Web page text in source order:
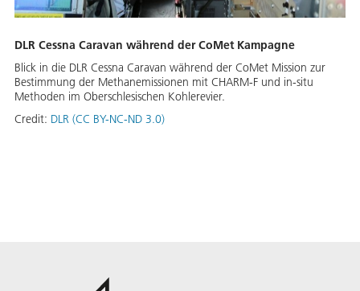
DLR Cessna Caravan während der CoMet Kampagne
Blick in die DLR Cessna Caravan während der CoMet Mission zur
Bestimmung der Methanemissionen mit CHARM-F und in-situ
Methoden im Oberschlesischen Kohlerevier.
Credit: DLR (CC BY-NC-ND 3.0)